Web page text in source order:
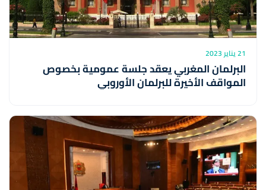
21 يناير 2023
البرلمان المغربي يعقد جلسة عمومية بخصوص
المواقف الأخيرة للبرلمان الأوروبي